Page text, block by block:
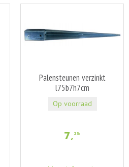
Palensteunen verzinkt
l75b7h7cm
7,25
Op voorraad